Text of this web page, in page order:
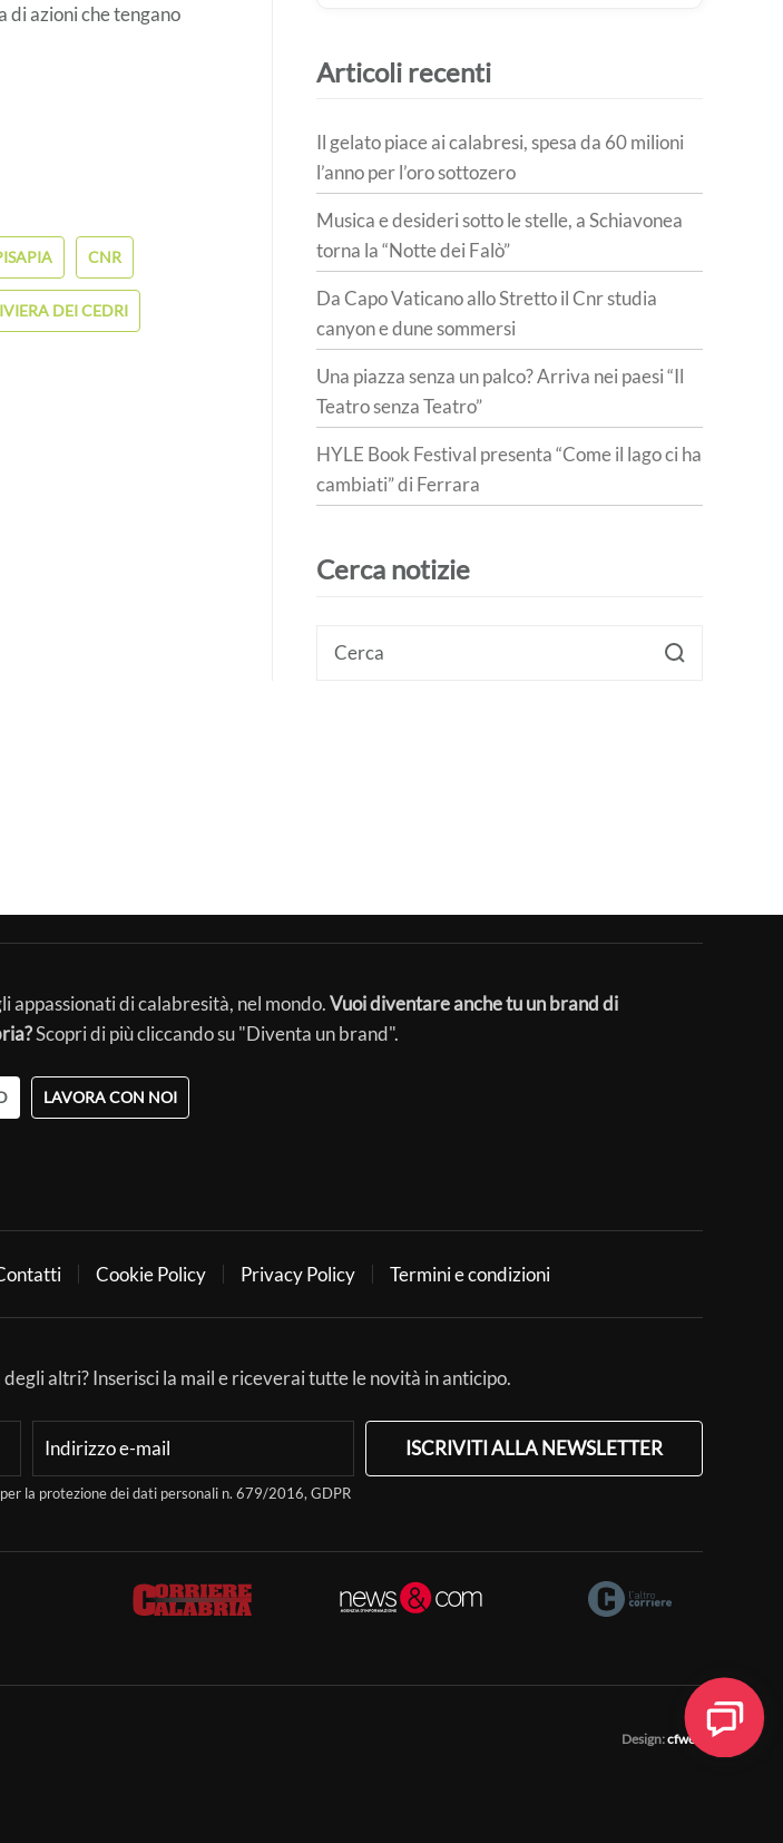
di azioni che tengano
CNR
DEI CEDRI
Articoli recenti
Il gelato piace ai calabresi, spesa da 60 milioni
l’anno per l’oro sottozero
Musica e desideri sotto le stelle, a Schiavonea
torna la “Notte dei Falò”
Da Capo Vaticano allo Stretto il Cnr studia
canyon e dune sommersi
Una piazza senza un palco? Arriva nei paesi “Il
Teatro senza Teatro”
HYLE Book Festival presenta “Come il lago ci ha
cambiati” di Ferrara
Cerca notizie
appassionati di calabresità, nel mondo.Vuoi diventare anche tu un brand di
Scopri di più cliccando su "Diventa un brand".
LAVORA CON NOI
Cookie Policy Privacy Policy Termini e condizioni
altri? Inserisci la mail e riceverai tutte le novità in anticipo.
ISCRIVITI ALLA NEWSLETTER
la protezione dei dati personali n. 679/2016, GDPR
Design:cfweb